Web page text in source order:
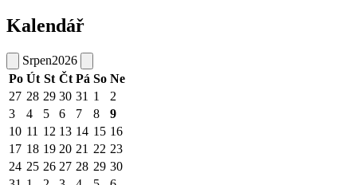
Kalendář
Srpen2026
Po Út St Čt Pá So Ne
27 28 29 30 31 1
2
3
4 5 6 7 8
9
10 11 12 13 14 15 16
17 18 19 20 21 22 23
24 25 26 27 28 29 30